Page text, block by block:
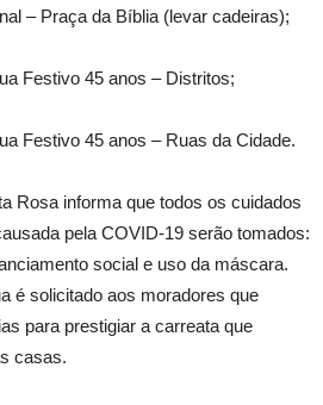
– Praça da Bíblia (levar cadeiras);
Festivo 45 anos – Distritos;
Festivo 45 anos – Ruas da Cidade.
Rosa informa que todos os cuidados
pela COVID-19 serão tomados:
social e uso da máscara.
é solicitado aos moradores que
para prestigiar a carreata que
casas.